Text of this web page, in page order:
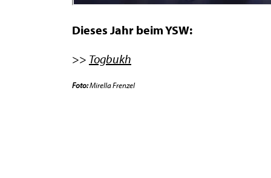
Dieses Jahr beim YSW:
>> Togbukh
Foto:Mirella Frenzel